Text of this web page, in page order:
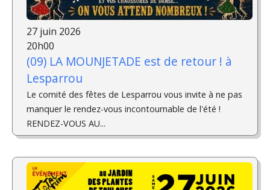
27 juin 2026
20h00
(09) LA MOUNJETADE est de retour ! à
Lesparrou
Le comité des fêtes de Lesparrou vous invite à ne pas
manquer le rendez-vous incontournable de l'été !
RENDEZ-VOUS AU...